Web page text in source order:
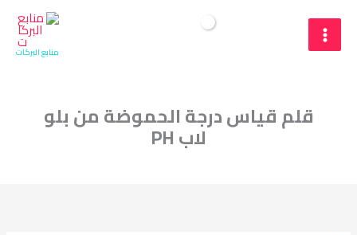
المحتوى
منابع البركات
قلم قياس درجة الحموضة من بلو
لاب PH